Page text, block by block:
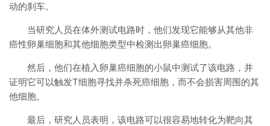
动的刹车。
当研究人员在体外测试电路时，他们发现它能够从其他非
癌性卵巢细胞和其他细胞类型中检测出卵巢癌细胞。
然后，他们在植入卵巢癌细胞的小鼠中测试了该电路，并
证明它可以触发T细胞寻找并杀死癌细胞，而不会损害周围的其
他细胞。
最后，研究人员表明，该电路可以很容易地转化为靶向其